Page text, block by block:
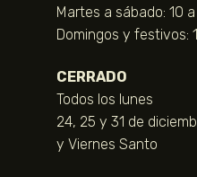
Martes a sábado: 10 a
Domingos y festivos:
CERRADO
Todos los lunes
24, 25 y 31 de
y Viernes Santo